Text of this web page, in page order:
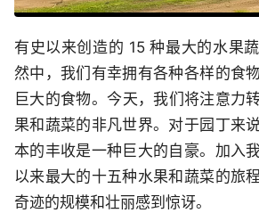
有史以来创造的 15 种最大的水果
然中，我们有幸拥有各种各样的食
巨大的食物。今天，我们将注意
果和蔬菜的非凡世界。对于园丁来
本的丰收是一种巨大的自豪。加入
以来最大的十五种水果和蔬菜的旅
奇迹的规模和壮丽感到惊讶。